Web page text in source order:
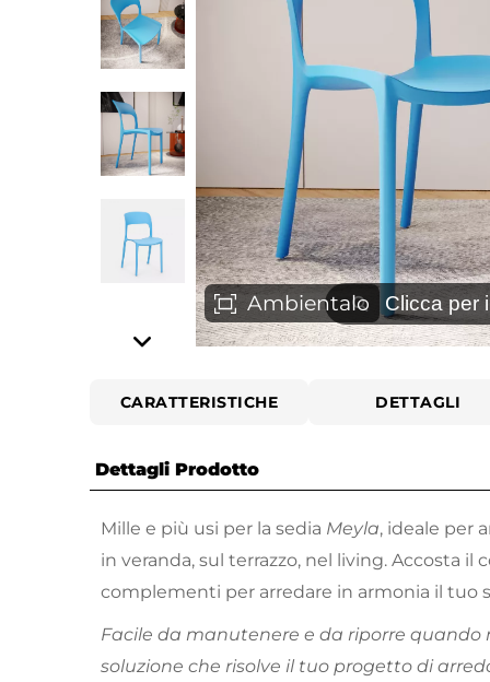
⚲ Clicca per
Ambientalo
CARATTERISTICHE DETTAGLI
Dettagli Prodotto
Mille e più usi per la sedia Meyla, ideale per
in veranda, sul terrazzo, nel living. Accosta il
complementi per arredare in armonia il tuo
Facile da manutenere e da riporre quando
soluzione che risolve il tuo progetto di